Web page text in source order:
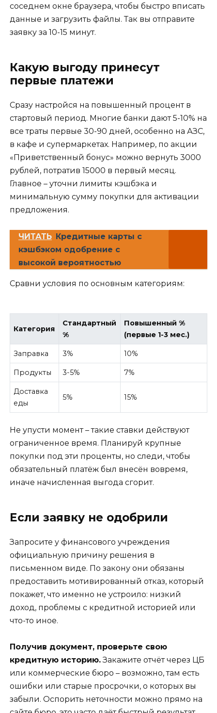
соседнем окне браузера, чтобы быстро вписать
данные и загрузить файлы. Так вы отправите
заявку за 10-15 минут.
Какую выгоду принесут
первые платежи
Сразу настройся на повышенный процент в
стартовый период. Многие банки дают 5-10% на
все траты первые 30-90 дней, особенно на АЗС,
в кафе и супермаркетах. Например, по акции
«Приветственный бонус» можно вернуть 3000
рублей, потратив 15000 в первый месяц.
Главное – уточни лимиты кэшбэка и
минимальную сумму покупки для активации
предложения.
ЧИТАТЬ Кредитные карты с
кэшбэком одобрение с
высокой вероятностью
Сравни условия по основным категориям:
Категория
Стандартный
%
Повышенный %
(первые 1-3 мес.)
Заправка 3% 10%
Продукты 3-5% 7%
Доставка
еды
5% 15%
Не упусти момент – такие ставки действуют
ограниченное время. Планируй крупные
покупки под эти проценты, но следи, чтобы
обязательный платёж был внесён вовремя,
иначе начисленная выгода сгорит.
Если заявку не одобрили
Запросите у финансового учреждения
официальную причину решения в
письменном виде. По закону они обязаны
предоставить мотивированный отказ, который
покажет, что именно не устроило: низкий
доход, проблемы с кредитной историей или
что-то иное.
Получив документ, проверьте свою
кредитную историю.Закажите отчёт через ЦБ
или коммерческие бюро – возможно, там есть
ошибки или старые просрочки, о которых вы
забыли. Оспорить неточности можно прямо на